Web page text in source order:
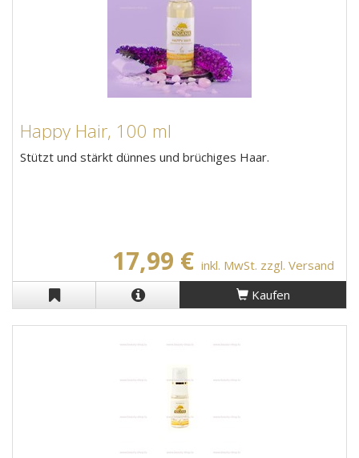
Happy Hair, 100 ml
Stützt und stärkt dünnes und brüchiges Haar.
17,99 € inkl. MwSt. zzgl. Versand
Kaufen